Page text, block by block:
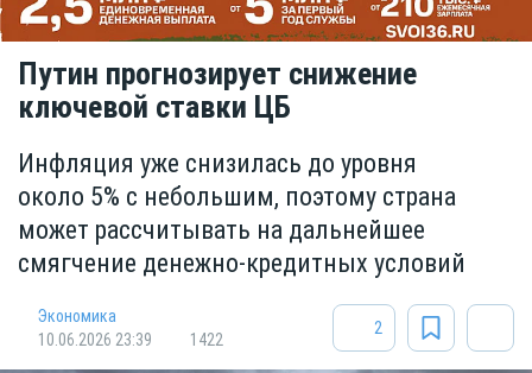
Путин прогнозирует снижение
ключевой ставки ЦБ
Инфляция уже снизилась до уровня
около 5% с небольшим, поэтому страна
может рассчитывать на дальнейшее
смягчение денежно-кредитных условий
Экономика
10.06.2026 23:39
1422
2